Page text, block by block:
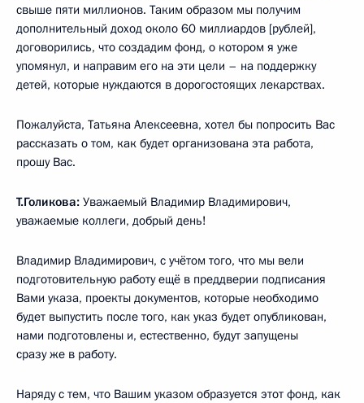
свыше пяти миллионов. Таким образом мы получим
дополнительный доход около 60 миллиардов [рублей],
договорились, что создадим фонд, о котором я уже
упомянул, и направим его на эти цели – на поддержку
детей, которые нуждаются в дорогостоящих лекарствах.
Пожалуйста, Татьяна Алексеевна, хотел бы попросить Вас
рассказать о том, как будет организована эта работа,
прошу Вас.
Т.Голикова: Уважаемый Владимир Владимирович,
уважаемые коллеги, добрый день!
Владимир Владимирович, с учётом того, что мы вели
подготовительную работу ещё в преддверии подписания
Вами указа, проекты документов, которые необходимо
будет выпустить после того, как указ будет опубликован,
нами подготовлены и, естественно, будут запущены
сразу же в работу.
Наряду с тем, что Вашим указом образуется этот фонд, как